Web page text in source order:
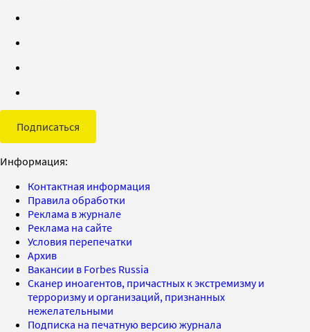
Подписаться
Информация:
Контактная информация
Правила обработки
Реклама в журнале
Реклама на сайте
Условия перепечатки
Архив
Вакансии в Forbes Russia
Сканер иноагентов, причастных к экстремизму и
терроризму и организаций, признанных
нежелательными
Подписка на печатную версию журнала